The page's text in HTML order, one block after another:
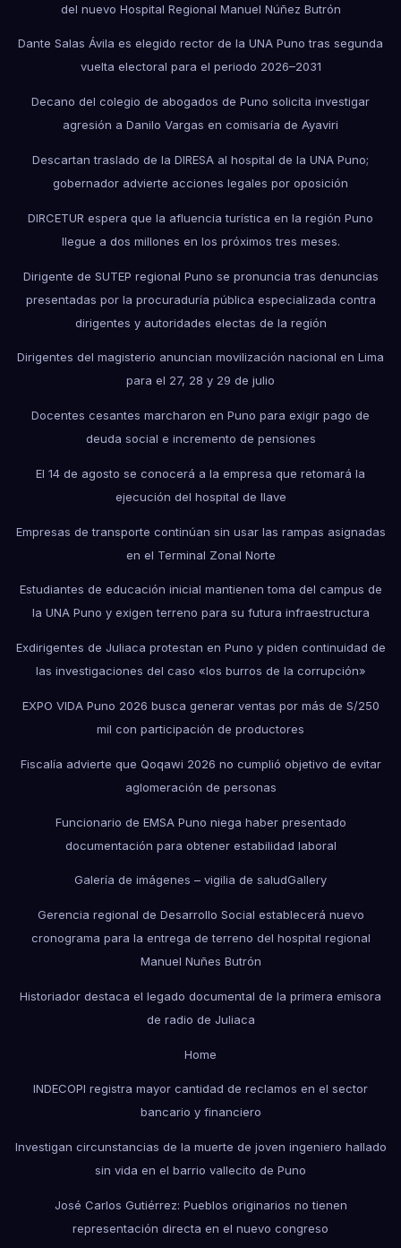
del nuevo Hospital Regional Manuel Núñez Butrón
Dante Salas Ávila es elegido rector de la UNA Puno tras segunda
vuelta electoral para el periodo 2026–2031
Decano del colegio de abogados de Puno solicita investigar
agresión a Danilo Vargas en comisaría de Ayaviri
Descartan traslado de la DIRESA al hospital de la UNA Puno;
gobernador advierte acciones legales por oposición
DIRCETUR espera que la afluencia turística en la región Puno
llegue a dos millones en los próximos tres meses.
Dirigente de SUTEP regional Puno se pronuncia tras denuncias
presentadas por la procuraduría pública especializada contra
dirigentes y autoridades electas de la región
Dirigentes del magisterio anuncian movilización nacional en Lima
para el 27, 28 y 29 de julio
Docentes cesantes marcharon en Puno para exigir pago de
deuda social e incremento de pensiones
El 14 de agosto se conocerá a la empresa que retomará la
ejecución del hospital de Ilave
Empresas de transporte continúan sin usar las rampas asignadas
en el Terminal Zonal Norte
Estudiantes de educación inicial mantienen toma del campus de
la UNA Puno y exigen terreno para su futura infraestructura
Exdirigentes de Juliaca protestan en Puno y piden continuidad de
las investigaciones del caso «los burros de la corrupción»
EXPO VIDA Puno 2026 busca generar ventas por más de S/250
mil con participación de productores
Fiscalía advierte que Qoqawi 2026 no cumplió objetivo de evitar
aglomeración de personas
Funcionario de EMSA Puno niega haber presentado
documentación para obtener estabilidad laboral
Galería de imágenes – vigilia de saludGallery
Gerencia regional de Desarrollo Social establecerá nuevo
cronograma para la entrega de terreno del hospital regional
Manuel Nuñes Butrón
Historiador destaca el legado documental de la primera emisora
de radio de Juliaca
Home
INDECOPI registra mayor cantidad de reclamos en el sector
bancario y financiero
Investigan circunstancias de la muerte de joven ingeniero hallado
sin vida en el barrio vallecito de Puno
José Carlos Gutiérrez: Pueblos originarios no tienen
representación directa en el nuevo congreso